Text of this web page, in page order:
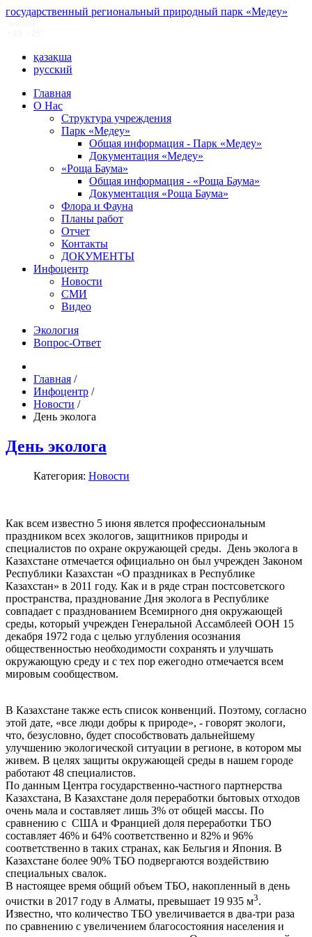
государственный региональный природный парк «Медеу»
қазақша
русский
Главная
О Нас
Структура учреждения
Парк «Медеу»
Общая информация - Парк «Медеу»
Документация «Медеу»
«Роща Баума»
Общая информация - «Роща Баума»
Документация «Роща Баума»
Флора и Фауна
Планы работ
Отчет
Контакты
ДОКУМЕНТЫ
Инфоцентр
Новости
СМИ
Видео
Экология
Вопрос-Ответ
Главная /
Инфоцентр /
Новости /
День эколога
День эколога
Категория: Новости
Как всем известно 5 июня явлется профессиональным
праздником всех экологов, защитников природы и
специалистов по охране окружающей среды. День эколога в
Казахстане отмечается официально он был учрежден Законом
Республики Казахстан «О праздниках в Республике
Казахстан» в 2011 году. Как и в ряде стран постсоветского
пространства, празднование Дня эколога в Республике
совпадает с празднованием Всемирного дня окружающей
среды, который учрежден Генеральной Ассамблеей ООН 15
декабря 1972 года с целью углубления осознания
общественностью необходимости сохранять и улучшать
окружающую среду и с тех пор ежегодно отмечается всем
мировым сообществом.
В Казахстане также есть список конвенций. Поэтому, согласно
этой дате, «все люди добры к природе», - говорят экологи,
что, безусловно, будет способствовать дальнейшему
улучшению экологической ситуации в регионе, в котором мы
живем. В целях защиты окружающей среды в нашем городе
работают 48 специалистов.
По данным Центра государственно-частного партнерства
Казахстана, В Казахстане доля переработки бытовых отходов
очень мала и составляет лишь 3% от общей массы. По
сравнению с США и Францией доля переработки ТБО
составляет 46% и 64% соответственно и 82% и 96%
соответственно в таких странах, как Бельгия и Япония. В
Казахстане более 90% ТБО подвергаются воздействию
специальных свалок.
В настоящее время общий объем ТБО, накопленный в день
очистки в 2017 году в Алматы, превышает 19 935 м3.
Известно, что количество ТБО увеличивается в два-три раза
по сравнению с увеличением благосостояния населения и